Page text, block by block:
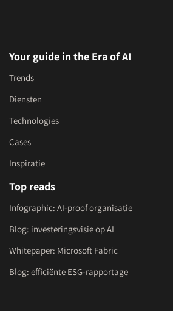
Your guide in the Era of AI
Trends
Diensten
Technologies
Cases
Inspiratie
Top reads
Infographic: AI-proof organisatie
Blog: investeringsvisie op AI
Whitepaper: Microsoft Fabric
Blog: efficiënte ESG-rapportage